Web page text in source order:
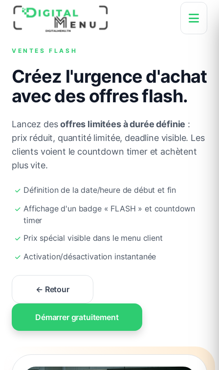
VENTES FLASH
Créez l'urgence d'achat
avec des offres flash.
Lancez desoffres limitées à durée définie :
prix réduit, quantité limitée, deadline visible. Les
clients voient le countdown timer et achètent
plus vite.
Définition de la date/heure de début et fin
Affichage d'un badge « FLASH » et countdown
timer
Prix spécial visible dans le menu client
Activation/désactivation instantanée
← Retour
Démarrer gratuitement